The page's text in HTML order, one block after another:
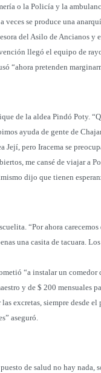
o la Policía y la
veces se produce una
del Asilo de Ancianos
llegó el equipo de
“ahora pretenden
de la aldea Pindó Poty.
ayuda de gente de
pero Iracema se
me cansé de viajar a
dijo que tienen
“Por ahora
una casita de tacuara.
“a instalar un
y de $ 200 mensuales
excretas, siempre desde
aseguró.
de salud no hay